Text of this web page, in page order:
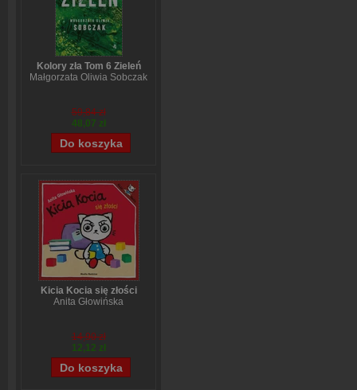
Kolory zła Tom 6 Zieleń
Małgorzata Oliwia Sobczak
59,84 zł
48,07 zł
Kicia Kocia się złości
Anita Głowińska
14,90 zł
12,12 zł